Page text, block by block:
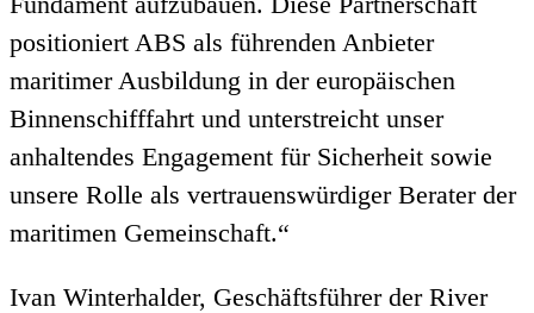
positioniert ABS als führenden Anbieter
maritimer Ausbildung in der europäischen
Binnenschifffahrt und unterstreicht unser
anhaltendes Engagement für Sicherheit sowie
unsere Rolle als vertrauenswürdiger Berater der
maritimen Gemeinschaft.“
Ivan Winterhalder, Geschäftsführer der River